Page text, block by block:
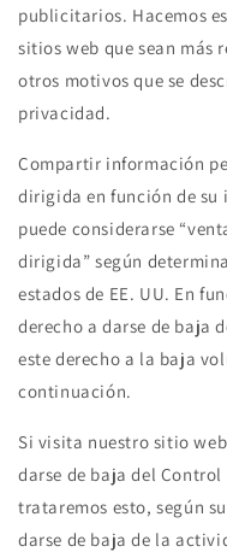
publicitarios. Hacemos
sitios web que sean más
otros motivos que se
privacidad.
Compartir información
dirigida en función de su
puede considerarse
dirigida” según
estados de EE. UU. En
derecho a darse de baja
este derecho a la baja
continuación.
Si visita nuestro sitio
darse de baja del
trataremos esto, según
darse de baja de la